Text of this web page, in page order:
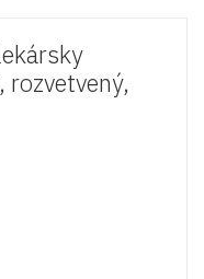
rozvetvený,